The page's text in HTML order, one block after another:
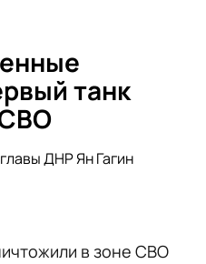
танк
ДНР Ян Гагин
в зоне СВО